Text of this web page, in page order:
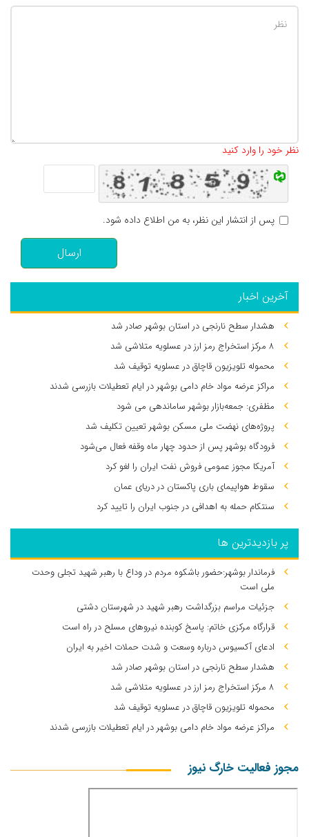
نظر خود را وارد کنید
پس از انتشار این نظر، به من اطلاع داده شود.
ارسال
آخرین اخبار
هشدار سطح نارنجی در استان بوشهر صادر شد
۸ مرکز استخراج رمز ارز در عسلویه متلاشی شد
محموله تلویزیون قاچاق در عسلویه توقیف شد
مراکز عرضه مواد خام دامی بوشهر در ایام تعطیلات بازرسی شدند
مظفری: جمعه‌بازار بوشهر ساماندهی می‌ شود
پروژه‌های نهضت ملی مسکن بوشهر تعیین تکلیف شد
فرودگاه بوشهر پس از حدود چهار ماه وقفه فعال می‌شود
آمریکا مجوز عمومی فروش نفت ایران را لغو کرد
سقوط هواپیمای باری پاکستان در دریای عمان
سنتکام حمله به اهدافی در جنوب ایران را تایید کرد
پر بازدیدترین ها
فرماندار بوشهر:حضور باشکوه مردم در وداع با رهبر شهید تجلی وحدت
ملی است
جزئیات مراسم بزرگداشت رهبر شهید در شهرستان دشتی
قرارگاه مرکزی خاتم: پاسخ کوبنده نیروهای مسلح در راه است
ادعای آکسیوس درباره وسعت و شدت حملات اخیر به ایران
هشدار سطح نارنجی در استان بوشهر صادر شد
۸ مرکز استخراج رمز ارز در عسلویه متلاشی شد
محموله تلویزیون قاچاق در عسلویه توقیف شد
مراکز عرضه مواد خام دامی بوشهر در ایام تعطیلات بازرسی شدند
مجوز فعالیت خارگ نیوز